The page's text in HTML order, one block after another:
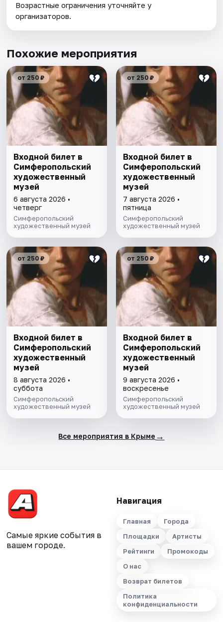
Возрастные ограничения уточняйте у
организаторов.
Похожие мероприятия
от 250 ₽
Входной билет в
Симферопольский
художественный
музей
6 августа 2026 •
четверг
Симферопольский
художественный музей
от 250 ₽
Входной билет в
Симферопольский
художественный
музей
7 августа 2026 •
пятница
Симферопольский
художественный музей
от 250 ₽
Входной билет в
Симферопольский
художественный
музей
8 августа 2026 •
суббота
Симферопольский
художественный музей
от 250 ₽
Входной билет в
Симферопольский
художественный
музей
9 августа 2026 •
воскресенье
Симферопольский
художественный музей
Все мероприятия в Крыме →
Самые яркие события в
вашем городе.
Навигация
Главная
Города
Площадки
Артисты
Рейтинги
Промокоды
О нас
Возврат билетов
Политика
конфиденциальности